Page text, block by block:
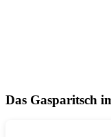
Das Gasparitsch